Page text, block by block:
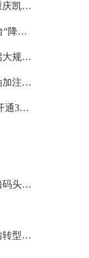
二重（镇江）重型装备有限责任公司重庆凯瑞项目发运助力海上风电产业发展
打造社会物流成本“洼地” 河南创新出台“降本16条”
厦金大桥（厦门段）进度条刷新！开启大规模桥梁装配化施工新阶段
宁波港域实现国际航行船舶生物燃料油加注“零突破”
以航运优势降低物流成本 周口港累计开通32条集装箱航线
全栈信息技术应用创新版新一代集装箱码头管控系统在天津港上线运行
甘肃临夏召开2025年全州水路交通运输转型发展推进会